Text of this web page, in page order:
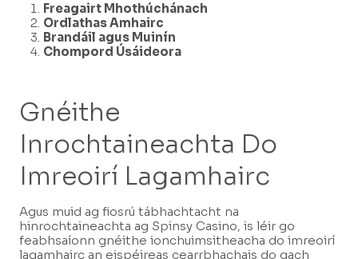
Freagairt Mhothúchánach
Ordlathas Amhairc
Brandáil agus Muinín
Chompord Úsáideora
Gnéithe
Inrochtaineachta Do
Imreoirí Lagamhairc
Agus muid ag fiosrú tábhachtacht na
hinrochtaineachta ag Spinsy Casino, is léir go
feabhsaíonn gnéithe ionchuimsitheacha do imreoirí
lagamhairc an eispéireas cearrbhachais do gach